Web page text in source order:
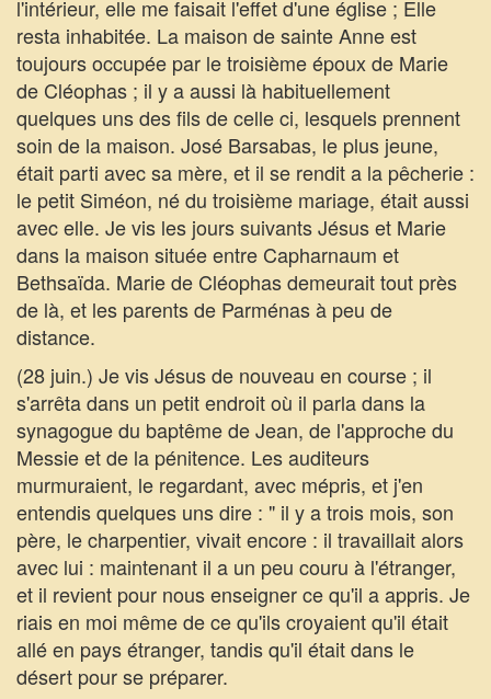
l'intérieur, elle me faisait l'effet d'une église ; Elle
resta inhabitée. La maison de sainte Anne est
toujours occupée par le troisième époux de Marie
de Cléophas ; il y a aussi là habituellement
quelques uns des fils de celle ci, lesquels prennent
soin de la maison. José Barsabas, le plus jeune,
était parti avec sa mère, et il se rendit a la pêcherie :
le petit Siméon, né du troisième mariage, était aussi
avec elle. Je vis les jours suivants Jésus et Marie
dans la maison située entre Capharnaum et
Bethsaïda. Marie de Cléophas demeurait tout près
de là, et les parents de Parménas à peu de
distance.
(28 juin.) Je vis Jésus de nouveau en course ; il
s'arrêta dans un petit endroit où il parla dans la
synagogue du baptême de Jean, de l'approche du
Messie et de la pénitence. Les auditeurs
murmuraient, le regardant, avec mépris, et j'en
entendis quelques uns dire : " il y a trois mois, son
père, le charpentier, vivait encore : il travaillait alors
avec lui : maintenant il a un peu couru à l'étranger,
et il revient pour nous enseigner ce qu'il a appris. Je
riais en moi même de ce qu'ils croyaient qu'il était
allé en pays étranger, tandis qu'il était dans le
désert pour se préparer.